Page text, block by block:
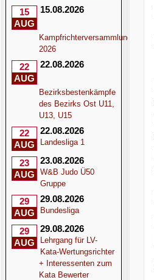
15
AUG
15.08.2026
Kampfrichterversammlung
2026
22
AUG
22.08.2026
Bezirksbestenkämpfe
des Bezirks Ost U11,
U13, U15
22
AUG
22.08.2026
Landesliga 1
23
AUG
23.08.2026
W&B Judo Ü50
Gruppe
29
AUG
29.08.2026
Bundesliga
29
AUG
29.08.2026
Lehrgang für LV-
Kata-Wertungsrichter
+ Interessenten zum
Kata Bewerter